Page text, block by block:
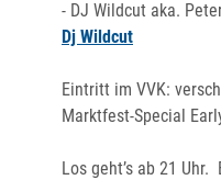
- DJ Wildcut aka.
Dj Wildcut
Eintritt im VVK:
Marktfest-Special
Los geht’s ab 21